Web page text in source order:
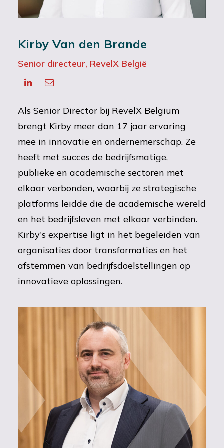
Kirby Van den Brande
Senior directeur, RevelX België
Als Senior Director bij RevelX Belgium
brengt Kirby meer dan 17 jaar ervaring
mee in innovatie en ondernemerschap. Ze
heeft met succes de bedrijfsmatige,
publieke en academische sectoren met
elkaar verbonden, waarbij ze strategische
platforms leidde die de academische wereld
en het bedrijfsleven met elkaar verbinden.
Kirby's expertise ligt in het begeleiden van
organisaties door transformaties en het
afstemmen van bedrijfsdoelstellingen op
innovatieve oplossingen.